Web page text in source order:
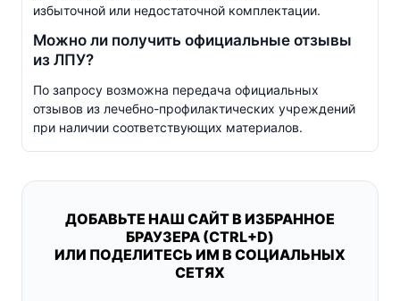
избыточной или недостаточной комплектации.
Можно ли получить официальные отзывы
из ЛПУ?
По запросу возможна передача официальных
отзывов из лечебно-профилактических учреждений
при наличии соответствующих материалов.
ДОБАВЬТЕ НАШ САЙТ В ИЗБРАННОЕ
БРАУЗЕРА (CTRL+D)
ИЛИ ПОДЕЛИТЕСЬ ИМ В СОЦИАЛЬНЫХ
СЕТЯХ